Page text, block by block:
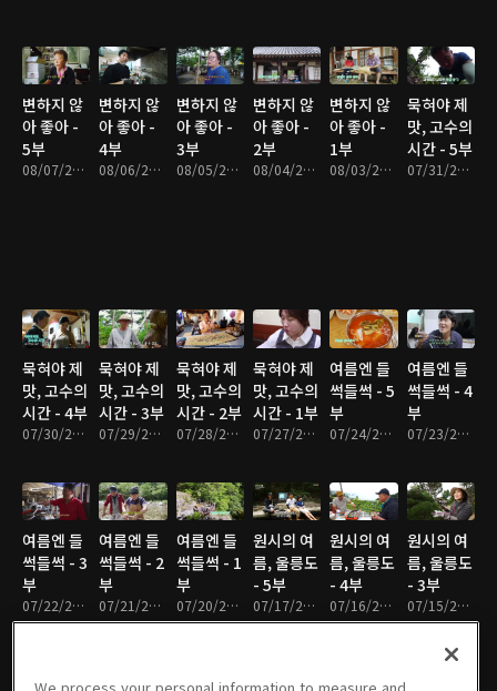
변하지 않
아 좋아 -
5부
08/07/2026 • 17분
변하지 않
아 좋아 -
4부
08/06/2026 • 17분
변하지 않
아 좋아 -
3부
08/05/2026 • 18분
변하지 않
아 좋아 -
2부
08/04/2026 • 17분
변하지 않
아 좋아 -
1부
08/03/2026 • 17분
묵혀야 제
맛, 고수의
시간 - 5부
07/31/2026 • 17분
묵혀야 제
맛, 고수의
시간 - 4부
07/30/2026 • 17분
묵혀야 제
맛, 고수의
시간 - 3부
07/29/2026 • 18분
묵혀야 제
맛, 고수의
시간 - 2부
07/28/2026 • 17분
묵혀야 제
맛, 고수의
시간 - 1부
07/27/2026 • 17분
여름엔 들
썩들썩 - 5
부
07/24/2026 • 17분
여름엔 들
썩들썩 - 4
부
07/23/2026 • 17분
여름엔 들
썩들썩 - 3
부
07/22/2026 • 17분
여름엔 들
썩들썩 - 2
부
07/21/2026 • 17분
여름엔 들
썩들썩 - 1
부
07/20/2026 • 17분
원시의 여
름, 울릉도
- 5부
07/17/2026 • 17분
원시의 여
름, 울릉도
- 4부
07/16/2026 • 17분
원시의 여
름, 울릉도
- 3부
07/15/2026 • 17분